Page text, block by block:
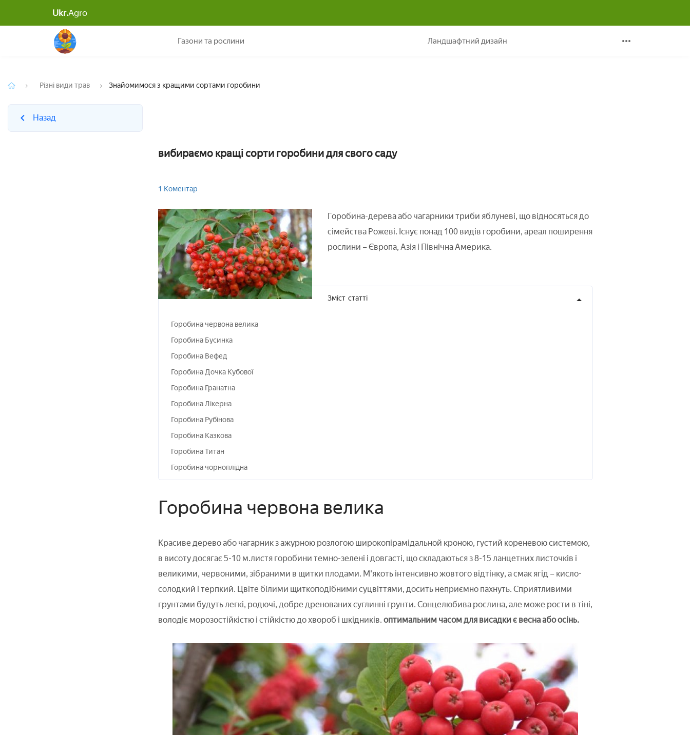
Ukr.Agro
Газони та рослини Ландшафтний дизайн
Назад
Різні види трав Знайомимося з кращими сортами горобини
Назад
вибираємо кращі сорти горобини для свого саду
1 Коментар
Горобина-дерева або чагарники триби яблуневі, що відносяться до
сімейства Рожеві. Існує понад 100 видів горобини, ареал поширення
рослини – Європа, Азія і Північна Америка.
Зміст статті
Горобина червона велика
Горобина Бусинка
Горобина Вефед
Горобина Дочка Кубової
Горобина Гранатна
Горобина Лікерна
Горобина Рубінова
Горобина Казкова
Горобина Титан
Горобина чорноплідна
Горобина червона велика
Красиве дерево або чагарник з ажурною розлогою широкопірамідальной кроною, густий кореневою системою,
в висоту досягає 5-10 м.листя горобини темно-зелені і довгасті, що складаються з 8-15 ланцетних листочків і
великими, червоними, зібраними в щитки плодами. М'якоть інтенсивно жовтого відтінку, а смак ягід – кисло-
солодкий і терпкий. Цвіте білими щиткоподібними суцвіттями, досить неприємно пахнуть. Сприятливими
грунтами будуть легкі, родючі, добре дренованих суглинні грунти. Сонцелюбива рослина, але може рости в тіні,
володіє морозостійкістю і стійкістю до хвороб і шкідників. оптимальним часом для висадки є весна або осінь.